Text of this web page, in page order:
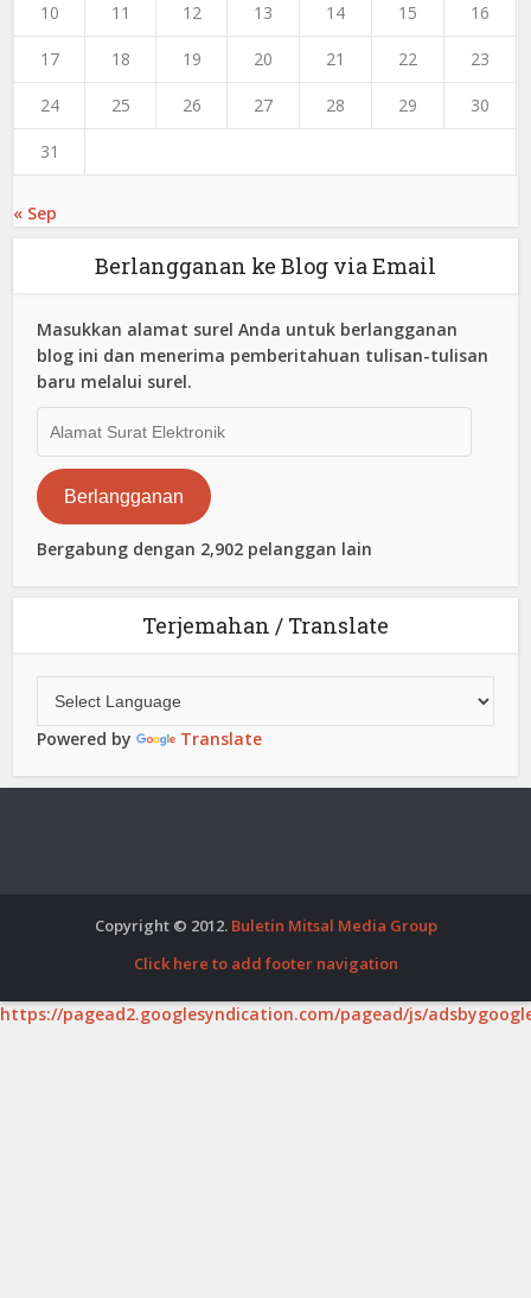
10 11 12 13 14 15 16
17 18 19 20 21 22 23
24 25 26 27 28 29 30
31
« Sep
Berlangganan ke Blog via Email
Masukkan alamat surel Anda untuk berlangganan
blog ini dan menerima pemberitahuan tulisan-tulisan
baru melalui surel.
Surat
Elektronik
Berlangganan
Bergabung dengan 2,902 pelanggan lain
Terjemahan / Translate
Powered by Translate
Copyright © 2012. Buletin Mitsal Media Group
Click here to add footer navigation
https://pagead2.googlesyndication.com/pagead/js/